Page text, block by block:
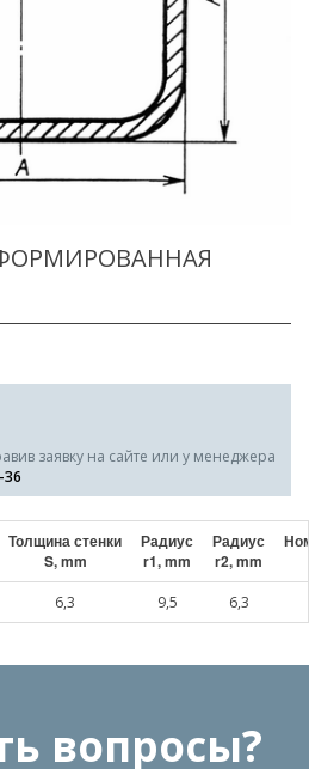
заявку на сайте или у менеджера
36
Толщина стенки
S, mm
Радиус
r1, mm
Радиус
r2, mm
6,3 9,5 6,3
вопросы?